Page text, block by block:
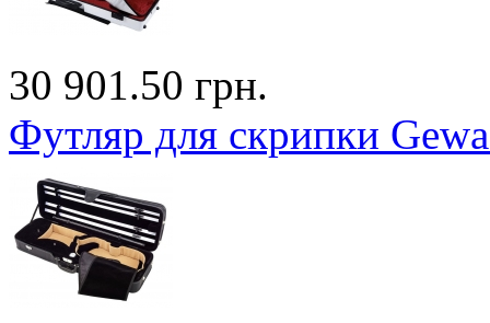
30 901.50 грн.
Футляр для скрипки